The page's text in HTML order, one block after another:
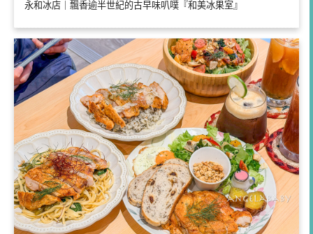
永和冰店｜飄香逾半世紀的古早味叭噗『和美冰果室』